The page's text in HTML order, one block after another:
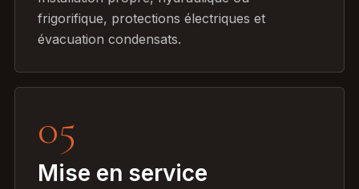
frigorifique, protections électriques et
évacuation condensats.
05
Mise en service